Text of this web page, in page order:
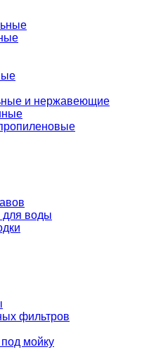
и нержавеющие
для воды
фильтров
мойку